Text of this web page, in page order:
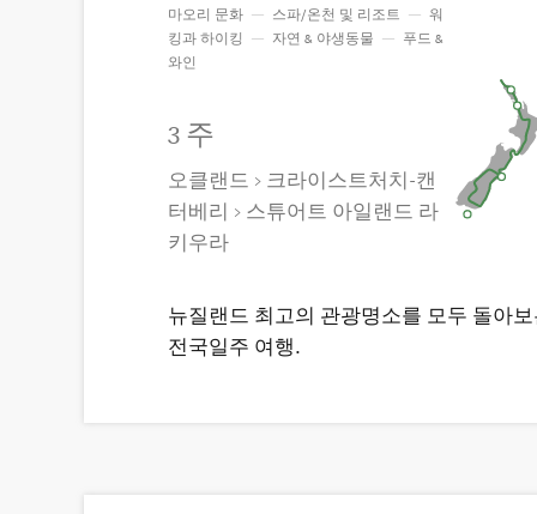
마오리 문화 — 스파/온천 및 리조트 — 워
킹과 하이킹 — 자연 & 야생동물 — 푸드 &
와인
3 주
오클랜드 > 크라이스트처치-캔
터베리 > 스튜어트 아일랜드 라
키우라
뉴질랜드 최고의 관광명소를 모두 돌아
전국일주 여행.